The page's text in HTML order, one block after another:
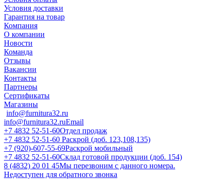
Условия доставки
Гарантия на товар
Компания
О компании
Новости
Команда
Отзывы
Вакансии
Контакты
Партнеры
Сертификаты
Магазины
info@furnitura32.ru
info@furnitura32.ruEmail
+7 4832 52-51-60Отдел продаж
+7 4832 52-51-60 Раскрой (доб. 123,108,135)
+7 (920)-607-55-69Раскрой мобильный
+7 4832 52-51-60Склад готовой продукции (доб. 154)
8 (4832) 20 01 45Мы перезвоним с данного номера.
Недоступен для обратного звонка